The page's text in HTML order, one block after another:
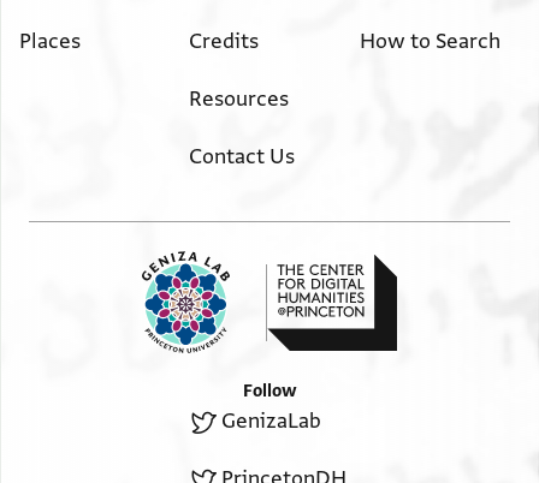
Places Credits
Resources
Contact Us
How to Search
Follow
GenizaLab